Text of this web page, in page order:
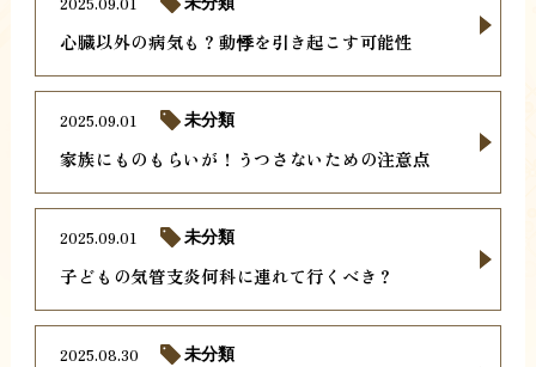
心臓以外の病気も？動悸を引き起こす可能性
家族にものもらいが！うつさないための注意点
2025.09.01 未分類
子どもの気管支炎何科に連れて行くべき？
2025.09.01 未分類
2025.08.30 未分類